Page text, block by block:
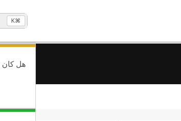
⌘K
هل كان